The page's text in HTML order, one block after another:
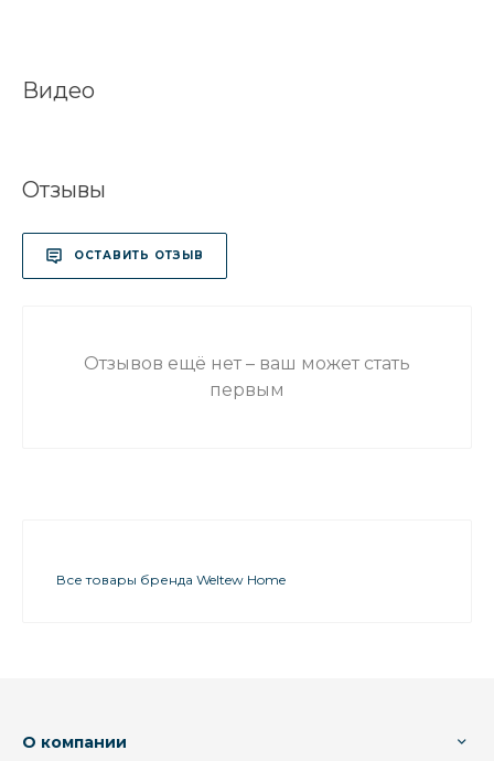
Видео
Отзывы
ОСТАВИТЬ ОТЗЫВ
Отзывов ещё нет – ваш может стать
первым
Все товары бренда Weltew Home
О компании